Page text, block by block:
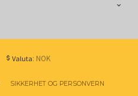
Valuta: NOK
SIKKERHET OG PERSONVERN